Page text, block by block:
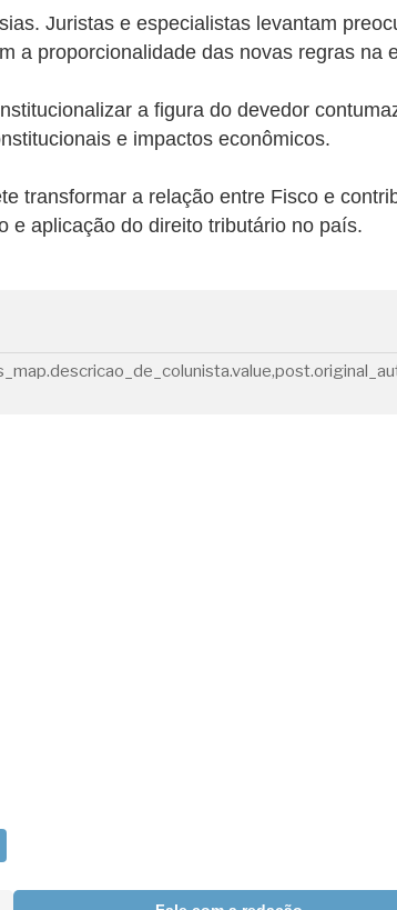
Juristas e especialistas levantam
a proporcionalidade das novas regras na
a figura do devedor
e impactos econômicos.
transformar a relação entre Fisco e
e aplicação do direito tributário no país.